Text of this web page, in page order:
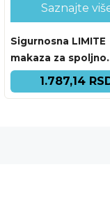
Saznajte
Sigurnosna LIMITE
makaza za spoljno
otvaranje FA-
1.787,14